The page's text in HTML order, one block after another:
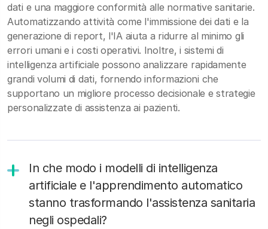
dati e una maggiore conformità alle normative sanitarie.
Automatizzando attività come l'immissione dei dati e la
generazione di report, l'IA aiuta a ridurre al minimo gli
errori umani e i costi operativi. Inoltre, i sistemi di
intelligenza artificiale possono analizzare rapidamente
grandi volumi di dati, fornendo informazioni che
supportano un migliore processo decisionale e strategie
personalizzate di assistenza ai pazienti.
In che modo i modelli di intelligenza
artificiale e l'apprendimento automatico
stanno trasformando l'assistenza sanitaria
negli ospedali?